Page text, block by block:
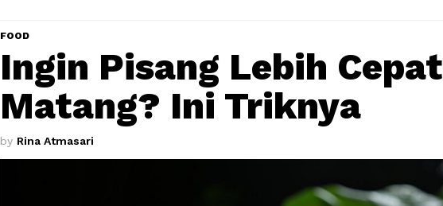
FOOD
Ingin Pisang Lebih Cepat
Matang? Ini Triknya
by Rina Atmasari